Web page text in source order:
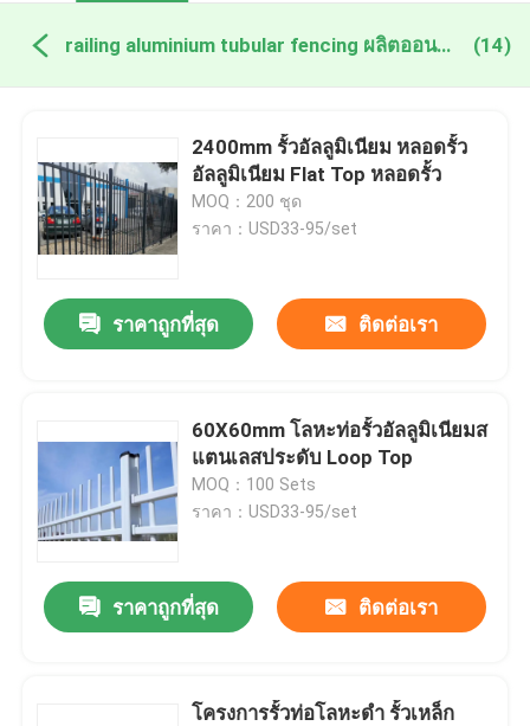
railing aluminium tubular fencing ผลิตออนไลน์ (14)
2400mm รั้วอัลลูมิเนียม หลอดรั้ว
อัลลูมิเนียม Flat Top หลอดรั้ว
MOQ：200 ชุด
ราคา：USD33-95/set
ราคาถูกที่สุด ติดต่อเรา
60X60mm โลหะท่อรั้วอัลลูมิเนียมส
แตนเลสประดับ Loop Top
MOQ：100 Sets
ราคา：USD33-95/set
ราคาถูกที่สุด ติดต่อเรา
โครงการรั้วท่อโลหะดํา รั้วเหล็ก